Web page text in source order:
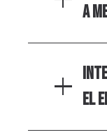
a
el